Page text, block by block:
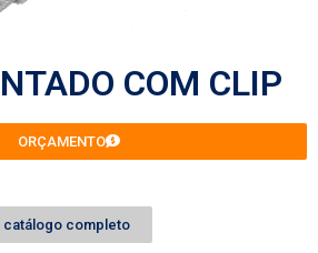
COM CLIP
ORÇAMENTO
catálogo completo